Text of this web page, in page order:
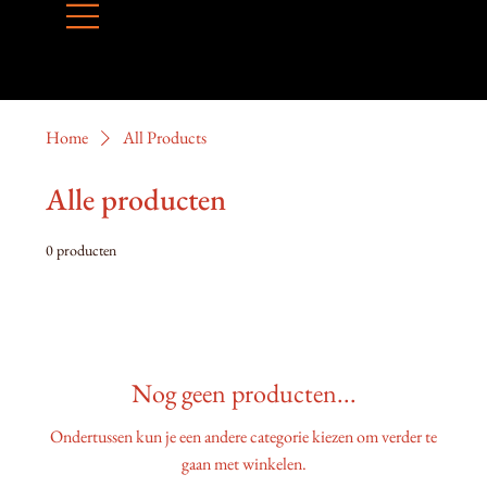
Home All Products
Alle producten
0 producten
Nog geen producten...
Ondertussen kun je een andere categorie kiezen om verder te
gaan met winkelen.